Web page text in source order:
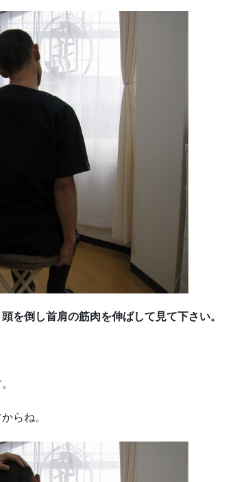
を倒し首肩の筋肉を伸ばして見て下さい。
らね。